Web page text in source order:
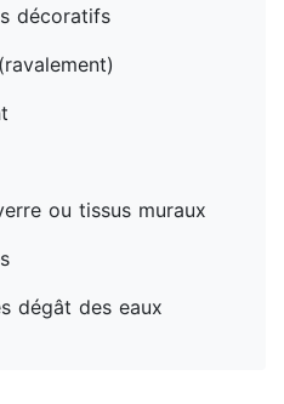
décoratifs
ou tissus muraux
dégât des eaux